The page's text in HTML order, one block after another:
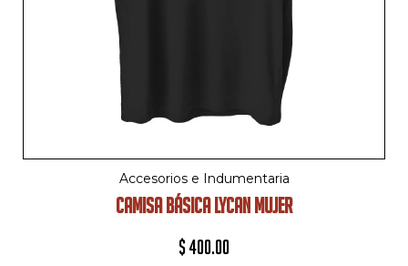
Accesorios e Indumentaria
CAMISA BÁSICA LYCAN MUJER
$400.00